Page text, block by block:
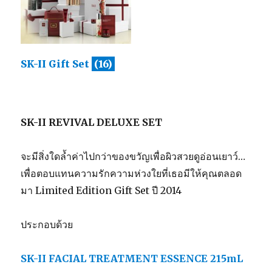
SK-II Gift Set (16)
SK-II REVIVAL DELUXE SET
จะมีสิ่งใดล้ำค่าไปกว่าของขวัญเพื่อผิวสวยดูอ่อนเยาว์…
เพื่อตอบแทนความรักความห่วงใยที่เธอมีให้คุณตลอด
มา Limited Edition Gift Set ปี 2014
ประกอบด้วย
SK-II FACIAL TREATMENT ESSENCE 215mL